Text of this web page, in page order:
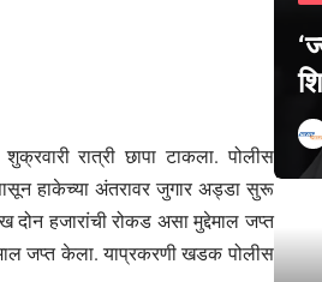
रात्री छापा टाकला. पोलीस
हाकेच्या अंतरावर जुगार अड्डा सुरू
हजारांची रोकड असा मुद्देमाल जप्त
जप्त केला. याप्रकरणी खडक पोलीस